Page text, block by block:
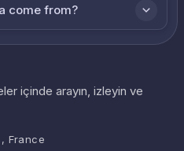
come from?
içinde arayın, izleyin ve
France